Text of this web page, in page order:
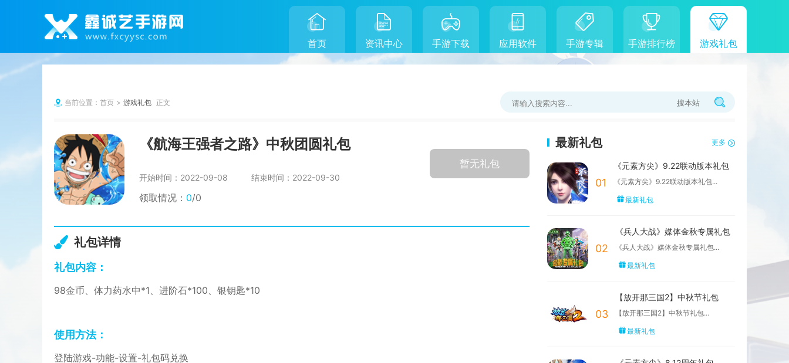
首页 资讯中心 手游下载 应用软件 手游专辑 手游排行榜 游戏礼包
当前位置： 首页 游戏礼包 正文 搜本站
《航海王强者之路》中秋团圆礼包
开始时间： 2022-09-08 结束时间： 2022-09-30
领取情况： 0/0
暂无礼包
礼包详情
礼包内容：
98金币、体力药水中*1、进阶石*100、银钥匙*10
使用方法：
登陆游戏-功能-设置-礼包码兑换
最新礼包 更多
01
《元素方尖》9.22联动版本礼包
《元素方尖》9.22联动版本礼包...
最新礼包
02
《兵人大战》媒体金秋专属礼包
《兵人大战》媒体金秋专属礼包...
最新礼包
03
【放开那三国2】中秋节礼包
【放开那三国2】中秋节礼包...
最新礼包